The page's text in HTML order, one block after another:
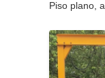
Piso plano,